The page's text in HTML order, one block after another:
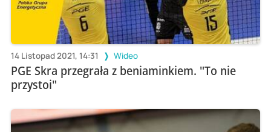
14 Listopad 2021, 14:31 Wideo
PGE Skra przegrała z beniaminkiem. "To nie
przystoi"